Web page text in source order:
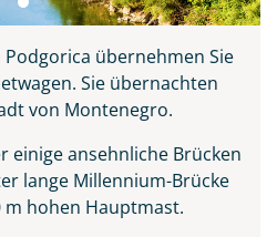
übernehmen Sie
Sie übernachten
von Montenegro.
einige ansehnliche Brücken
lange Millennium-Brücke
hohen Hauptmast.